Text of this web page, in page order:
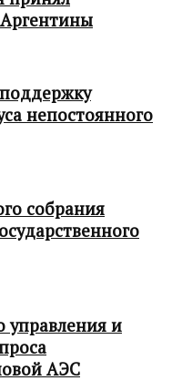
непостоянного
собрания
управления и
АЭС